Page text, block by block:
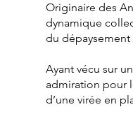
Originaire des
dynamique
du
Ayant vécu sur
admiration pour
d’une virée en